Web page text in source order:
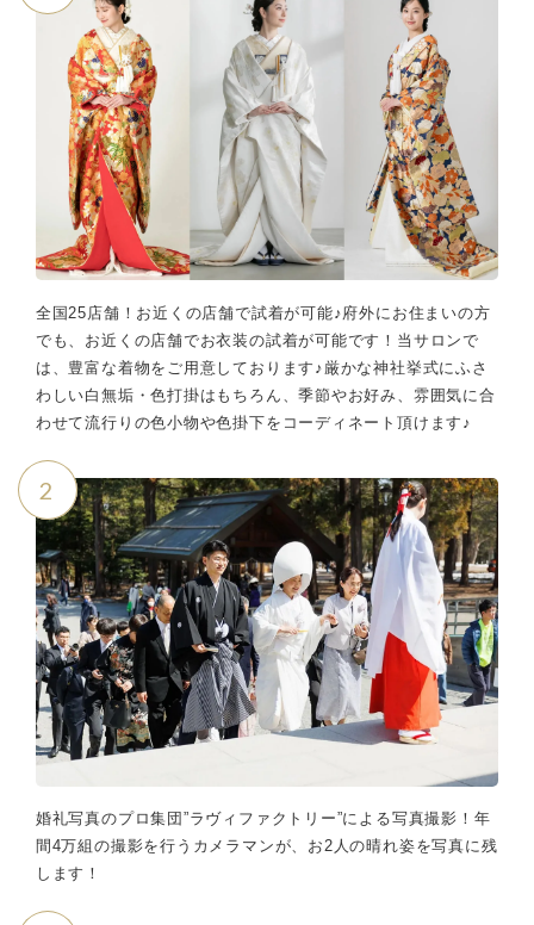
全国25店舗！お近くの店舗で試着が可能♪府外にお住まいの方
でも、お近くの店舗でお衣装の試着が可能です！当サロンで
は、豊富な着物をご用意しております♪厳かな神社挙式にふさ
わしい白無垢・色打掛はもちろん、季節やお好み、雰囲気に合
わせて流行りの色小物や色掛下をコーディネート頂けます♪
2
婚礼写真のプロ集団”ラヴィファクトリー”による写真撮影！年
間4万組の撮影を行うカメラマンが、お2人の晴れ姿を写真に残
します！